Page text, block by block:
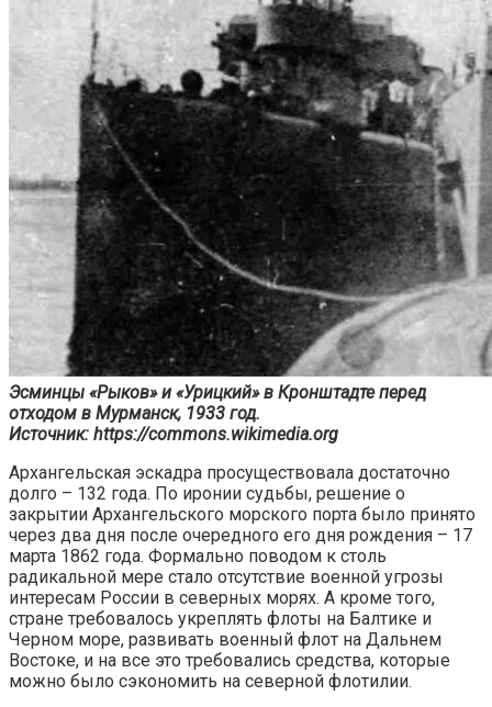
Эсминцы «Рыков» и «Урицкий» в Кронштадте перед
отходом в Мурманск, 1933 год.
Источник: https://commons.wikimedia.org
Архангельская эскадра просуществовала достаточно
долго – 132 года. По иронии судьбы, решение о
закрытии Архангельского морского порта было принято
через два дня после очередного его дня рождения – 17
марта 1862 года. Формально поводом к столь
радикальной мере стало отсутствие военной угрозы
интересам России в северных морях. А кроме того,
стране требовалось укреплять флоты на Балтике и
Черном море, развивать военный флот на Дальнем
Востоке, и на все это требовались средства, которые
можно было сэкономить на северной флотилии.